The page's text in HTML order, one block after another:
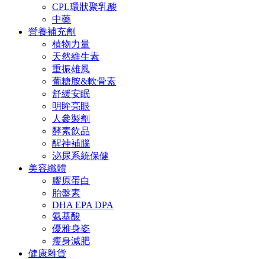
CPL環狀聚乳酸
中藥
營養補充劑
植物力量
天然維生素
重振雄風
葡糖胺&軟骨素
舒緩安眠
明眸亮眼
人參製劑
酵素飲品
醒神補腦
泌尿系統保健
美容纖體
膠原蛋白
胎盤素
DHA EPA DPA
氨基酸
優雅身姿
瘦身減肥
健康雜貨